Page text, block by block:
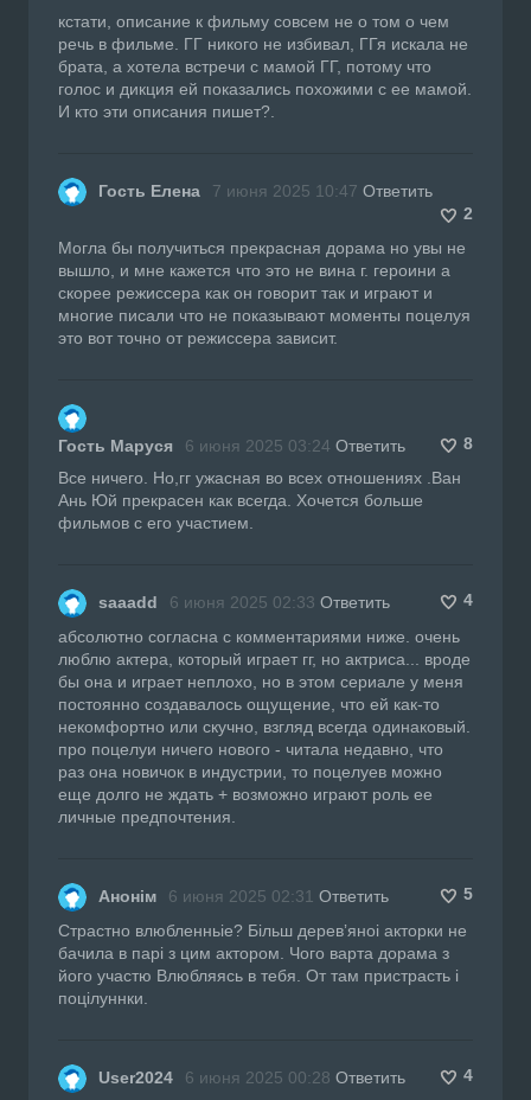
кстати, описание к фильму совсем не о том о чем
речь в фильме. ГГ никого не избивал, ГГя искала не
брата, а хотела встречи с мамой ГГ, потому что
голос и дикция ей показались похожими с ее мамой.
И кто эти описания пишет?.
Гость Елена 7 июня 2025 10:47 Ответить
2
Могла бы получиться прекрасная дорама но увы не
вышло, и мне кажется что это не вина г. героини а
скорее режиссера как он говорит так и играют и
многие писали что не показывают моменты поцелуя
это вот точно от режиссера зависит.
Гость Маруся 6 июня 2025 03:24 Ответить
8
Все ничего. Но,гг ужасная во всех отношениях .Ван
Ань Юй прекрасен как всегда. Хочется больше
фильмов с его участием.
saaadd 6 июня 2025 02:33 Ответить
4
абсолютно согласна с комментариями ниже. очень
люблю актера, который играет гг, но актриса... вроде
бы она и играет неплохо, но в этом сериале у меня
постоянно создавалось ощущение, что ей как-то
некомфортно или скучно, взгляд всегда одинаковый.
про поцелуи ничего нового - читала недавно, что
раз она новичок в индустрии, то поцелуев можно
еще долго не ждать + возможно играют роль ее
личные предпочтения.
Анонім 6 июня 2025 02:31 Ответить
5
Страстно влюбленньіе? Більш деревʼяноі акторки не
бачила в парі з цим актором. Чого варта дорама з
його участю Влюбляясь в тебя. От там пристрасть і
поцілуннки.
User2024 6 июня 2025 00:28 Ответить
4